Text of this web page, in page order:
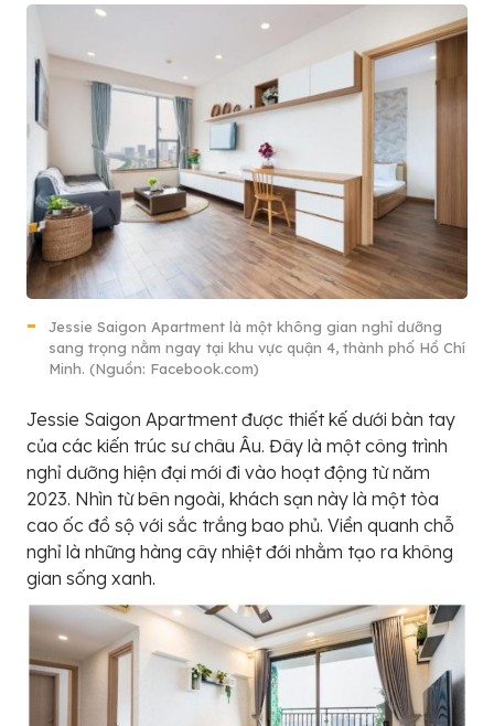
Jessie Saigon Apartment là một không gian nghỉ dưỡng
sang trọng nằm ngay tại khu vực quận 4, thành phố Hồ Chí
Minh. (Nguồn: Facebook.com)
Jessie Saigon Apartment được thiết kế dưới bàn tay
của các kiến trúc sư châu Âu. Đây là một công trình
nghỉ dưỡng hiện đại mới đi vào hoạt động từ năm
2023. Nhìn từ bên ngoài, khách sạn này là một tòa
cao ốc đồ sộ với sắc trắng bao phủ. Viền quanh chỗ
nghỉ là những hàng cây nhiệt đới nhằm tạo ra không
gian sống xanh.